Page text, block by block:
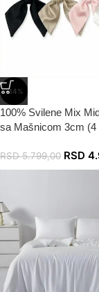
-14%
100% Svilene Mix
sa Mašnicom 3cm (4
RSD5.799,00 RSD